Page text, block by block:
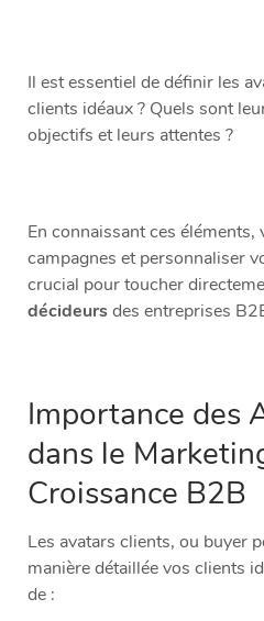
Il est essentiel de définir les
clients idéaux ? Quels sont
objectifs et leurs attentes ?
En connaissant ces
campagnes et personnaliser
crucial pour toucher
décideursdes entreprises
Importance des
dans le
Croissance B2B
Les avatars clients, ou buyer
manière détaillée vos clients
de :